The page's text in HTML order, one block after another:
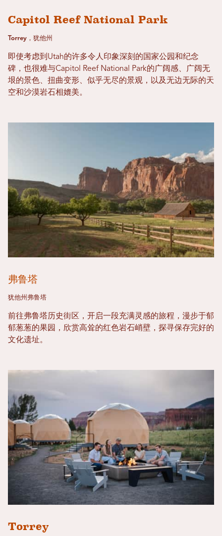
Capitol Reef National Park
Torrey，犹他州
即使考虑到Utah的许多令人印象深刻的国家公园和纪念
碑，也很难与Capitol Reef National Park的广阔感、广阔无
垠的景色、扭曲变形、似乎无尽的景观，以及无边无际的天
空和沙漠岩石相媲美。
弗鲁塔
犹他州弗鲁塔
前往弗鲁塔历史街区，开启一段充满灵感的旅程，漫步于郁
郁葱葱的果园，欣赏高耸的红色岩石峭壁，探寻保存完好的
文化遗址。
Torrey